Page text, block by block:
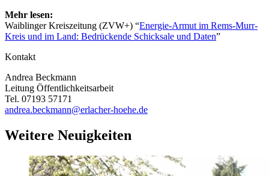
Mehr lesen:
Waiblinger Kreiszeitung (ZVW+) “Energie-Armut im Rems-Murr-
Kreis und im Land: Bedrückende Schicksale und Daten”
Kontakt
Andrea Beckmann
Leitung Öffentlichkeitsarbeit
Tel. 07193 57171
andrea.beckmann@erlacher-hoehe.de
Weitere Neuigkeiten